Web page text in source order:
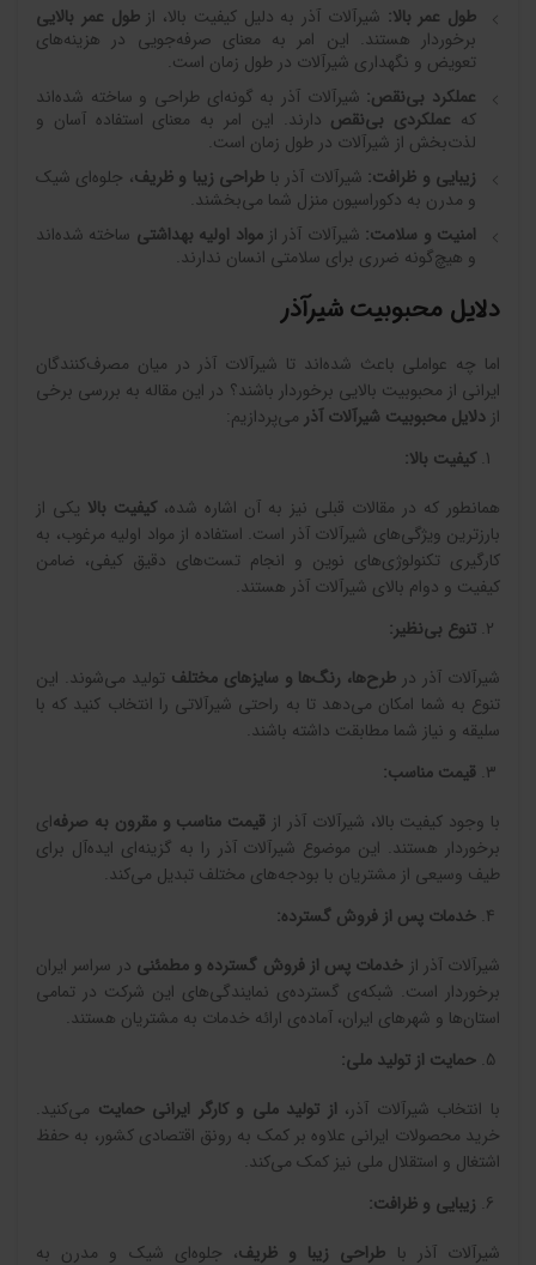
طول عمر بالا: شیرآلات آذر به دلیل کیفیت بالا، ازطول عمر بالایی
برخوردار هستند. این امر به معنای صرفه‌جویی در هزینه‌های
تعویض و نگهداری شیرآلات در طول زمان است.
عملکرد بی‌نقص: شیرآلات آذر به گونه‌ای طراحی و ساخته شده‌اند
که عملکردی بی‌نقص دارند. این امر به معنای استفاده آسان و
لذت‌بخش از شیرآلات در طول زمان است.
زیبایی و ظرافت: شیرآلات آذر با طراحی زیبا و ظریف، جلوه‌ای شیک
و مدرن به دکوراسیون منزل شما می‌بخشند.
امنیت و سلامت: شیرآلات آذر ازمواد اولیه بهداشتی ساخته شده‌اند
و هیچ‌گونه ضرری برای سلامتی انسان ندارند.
دلایل محبوبیت شیرآذر
اما چه عواملی باعث شده‌اند تا شیرآلات آذر در میان مصرف‌کنندگان
ایرانی از محبوبیت بالایی برخوردار باشند؟ در این مقاله به بررسی برخی
از دلایل محبوبیت شیرآلات آذر می‌پردازیم:
کیفیت بالا:
همانطور که در مقالات قبلی نیز به آن اشاره شده،کیفیت بالا یکی از
بارزترین ویژگی‌های شیرآلات آذر است. استفاده از مواد اولیه مرغوب، به
کارگیری تکنولوژی‌های نوین و انجام تست‌های دقیق کیفی، ضامن
کیفیت و دوام بالای شیرآلات آذر هستند.
تنوع بی‌نظیر:
شیرآلات آذر در طرح‌ها، رنگ‌ها و سایزهای مختلف تولید می‌شوند. این
تنوع به شما امکان می‌دهد تا به راحتی شیرآلاتی را انتخاب کنید که با
سلیقه و نیاز شما مطابقت داشته باشند.
قیمت مناسب:
با وجود کیفیت بالا، شیرآلات آذر از قیمت مناسب و مقرون به صرفه‌ای
برخوردار هستند. این موضوع شیرآلات آذر را به گزینه‌ای ایده‌آل برای
طیف وسیعی از مشتریان با بودجه‌های مختلف تبدیل می‌کند.
خدمات پس از فروش گسترده:
شیرآلات آذر از خدمات پس از فروش گسترده و مطمئنی در سراسر ایران
برخوردار است. شبکه‌ی گسترده‌ی نمایندگی‌های این شرکت در تمامی
استان‌ها و شهرهای ایران، آماده‌ی ارائه خدمات به مشتریان هستند.
حمایت از تولید ملی:
با انتخاب شیرآلات آذر، از تولید ملی و کارگر ایرانی حمایت می‌کنید.
خرید محصولات ایرانی علاوه بر کمک به رونق اقتصادی کشور، به حفظ
اشتغال و استقلال ملی نیز کمک می‌کند.
زیبایی و ظرافت:
شیرآلات آذر با طراحی زیبا و ظریف، جلوه‌ای شیک و مدرن به